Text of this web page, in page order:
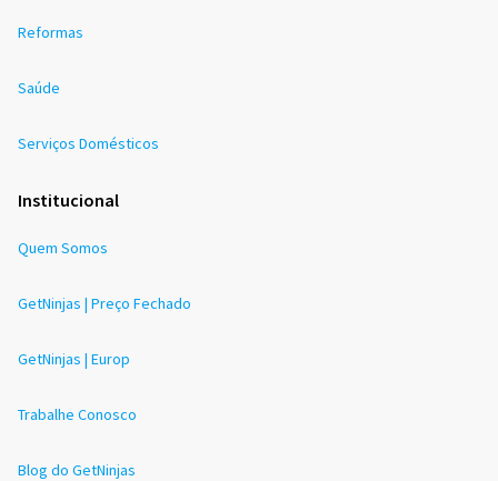
Reformas
Saúde
Serviços Domésticos
Institucional
Quem Somos
GetNinjas | Preço Fechado
GetNinjas | Europ
Trabalhe Conosco
Blog do GetNinjas